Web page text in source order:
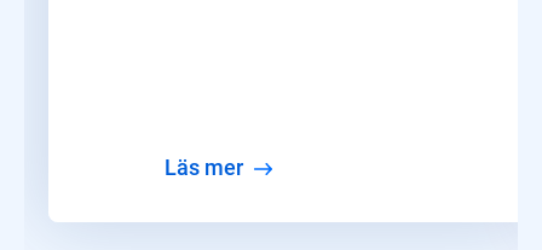
läs mer